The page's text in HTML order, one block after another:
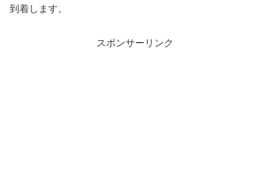
到着します。
スポンサーリンク